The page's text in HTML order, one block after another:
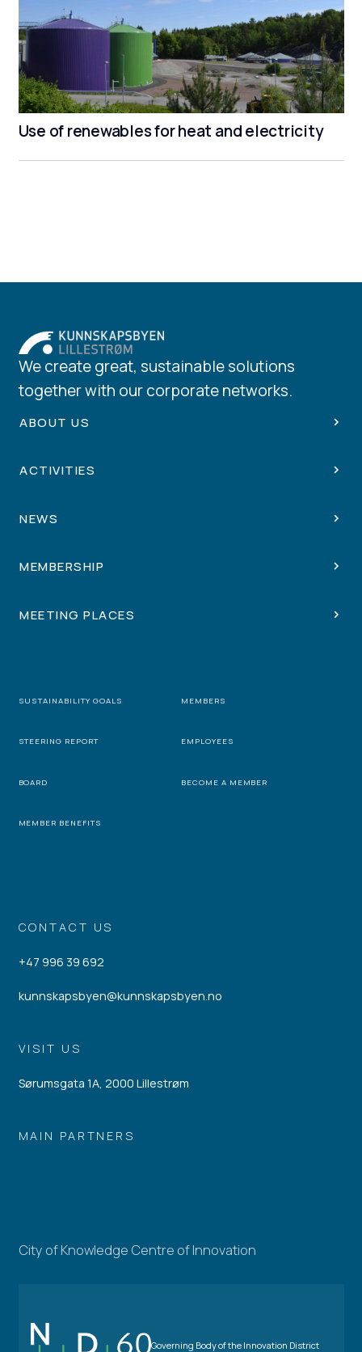
Use of renewables for heat and electricity
CONTACT US
+47 996 39 692
kunnskapsbyen@kunnskapsbyen.no
VISIT US
Sørumsgata 1A, 2000 Lillestrøm
MAIN PARTNERS
We create great, sustainable solutions
together with our corporate networks.
ABOUT US
ACTIVITIES
NEWS
MEMBERSHIP
MEETING PLACES
SUSTAINABILITY GOALS MEMBERS
STEERING REPORT EMPLOYEES
BOARD BECOME A MEMBER
MEMBER BENEFITS
City of Knowledge Centre of Innovation
Governing Body of the Innovation District